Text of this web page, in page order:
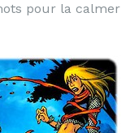
pour la calmer